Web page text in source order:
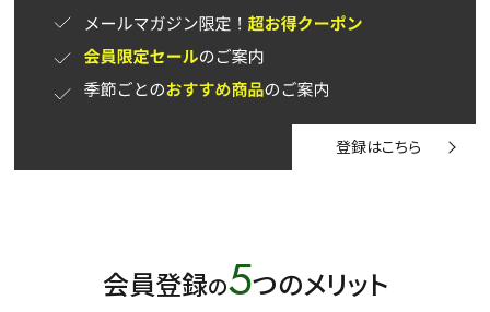
登録はこちら
会員登録の5つのメリット